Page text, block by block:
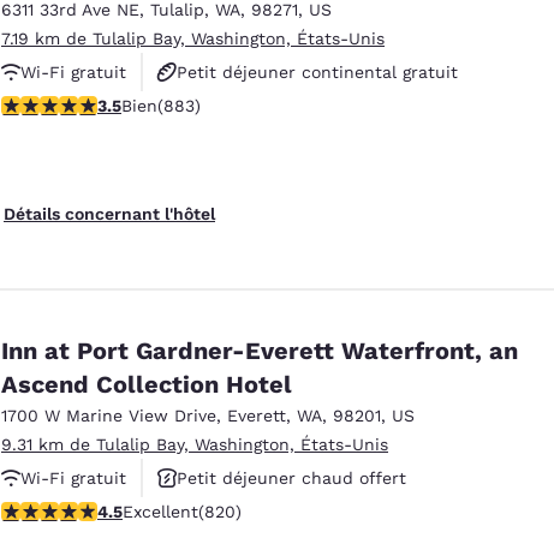
6311 33rd Ave NE, Tulalip, WA, 98271, US
7.19 km de Tulalip Bay, Washington, États-Unis
Wi-Fi gratuit
Petit déjeuner continental gratuit
Animaux acceptés
3.53 étoiles. Bien. 883 commentaires
3.5Bien(883)
Détails concernant l'hôtel
Inn at Port Gardner-Everett Waterfront, an
Ascend Collection Hotel
1700 W Marine View Drive, Everett, WA, 98201, US
9.31 km de Tulalip Bay, Washington, États-Unis
Wi-Fi gratuit
Petit déjeuner chaud offert
Animaux acceptés
4.49 étoiles. Excellent. 820 commentaires
4.5Excellent(820)